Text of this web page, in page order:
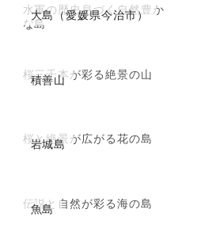
大島（愛媛県今治市）
水軍の歴史息づく自然豊か
な島
積善山
桜三千本が彩る絶景の山
岩城島
桜と絶景が広がる花の島
魚島
伝説と自然が彩る海の島